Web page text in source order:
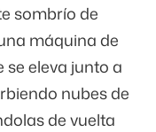
sombrío de
máquina de
eleva junto a
nubes de
de vuelta